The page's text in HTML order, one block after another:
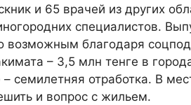
и 65 врачей из других
специалистов.
возможным благодаря
– 3,5 млн тенге в
– семилетняя отработка. В
и вопрос с жильем.